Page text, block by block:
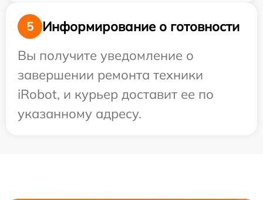
5
Информирование о готовности
Вы получите уведомление о
завершении ремонта техники
iRobot, и курьер доставит ее по
указанному адресу.